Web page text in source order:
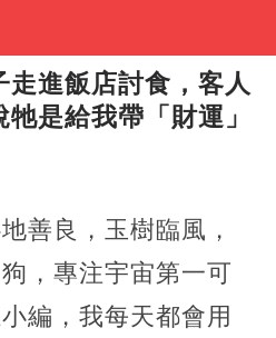
進飯店討食，客人
是給我帶「財運」
善良，玉樹臨風，
，專注宇宙第一可
編，我每天都會用